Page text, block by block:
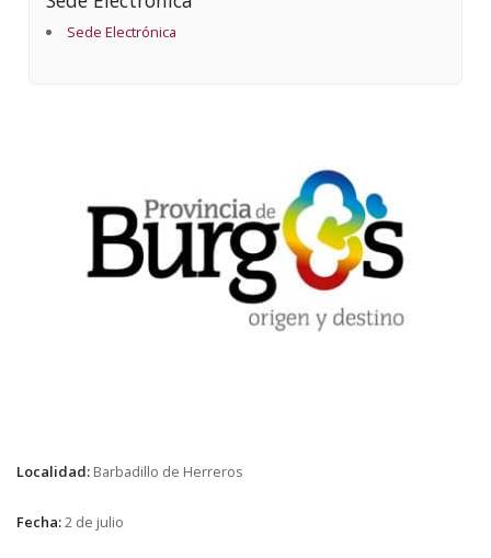
Sede Electrónica
Localidad: Barbadillo de Herreros
Fecha:2 de julio